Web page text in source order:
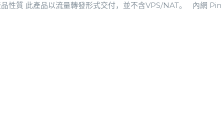
品性質 此產品以流量轉發形式交付，並不含VPS/NAT。 內網